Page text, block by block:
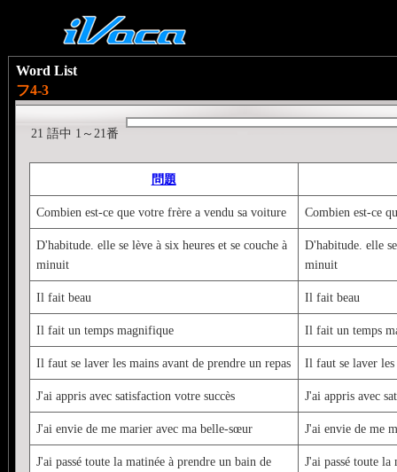
Word List
フ4-3
21 語中 1～21番
問題
Combien est-ce que votre frère a vendu sa voiture Combien est-ce
D'habitude. elle se lève à six heures et se couche à
minuit
D'habitude. elle
minuit
Il fait beau Il fait beau
Il fait un temps magnifique Il fait un temps
Il faut se laver les mains avant de prendre un repas Il faut se laver les
J'ai appris avec satisfaction votre succès J'ai appris avec
J'ai envie de me marier avec ma belle-sœur J'ai envie de me
J'ai passé toute la matinée à prendre un bain de
J'ai passé toute la